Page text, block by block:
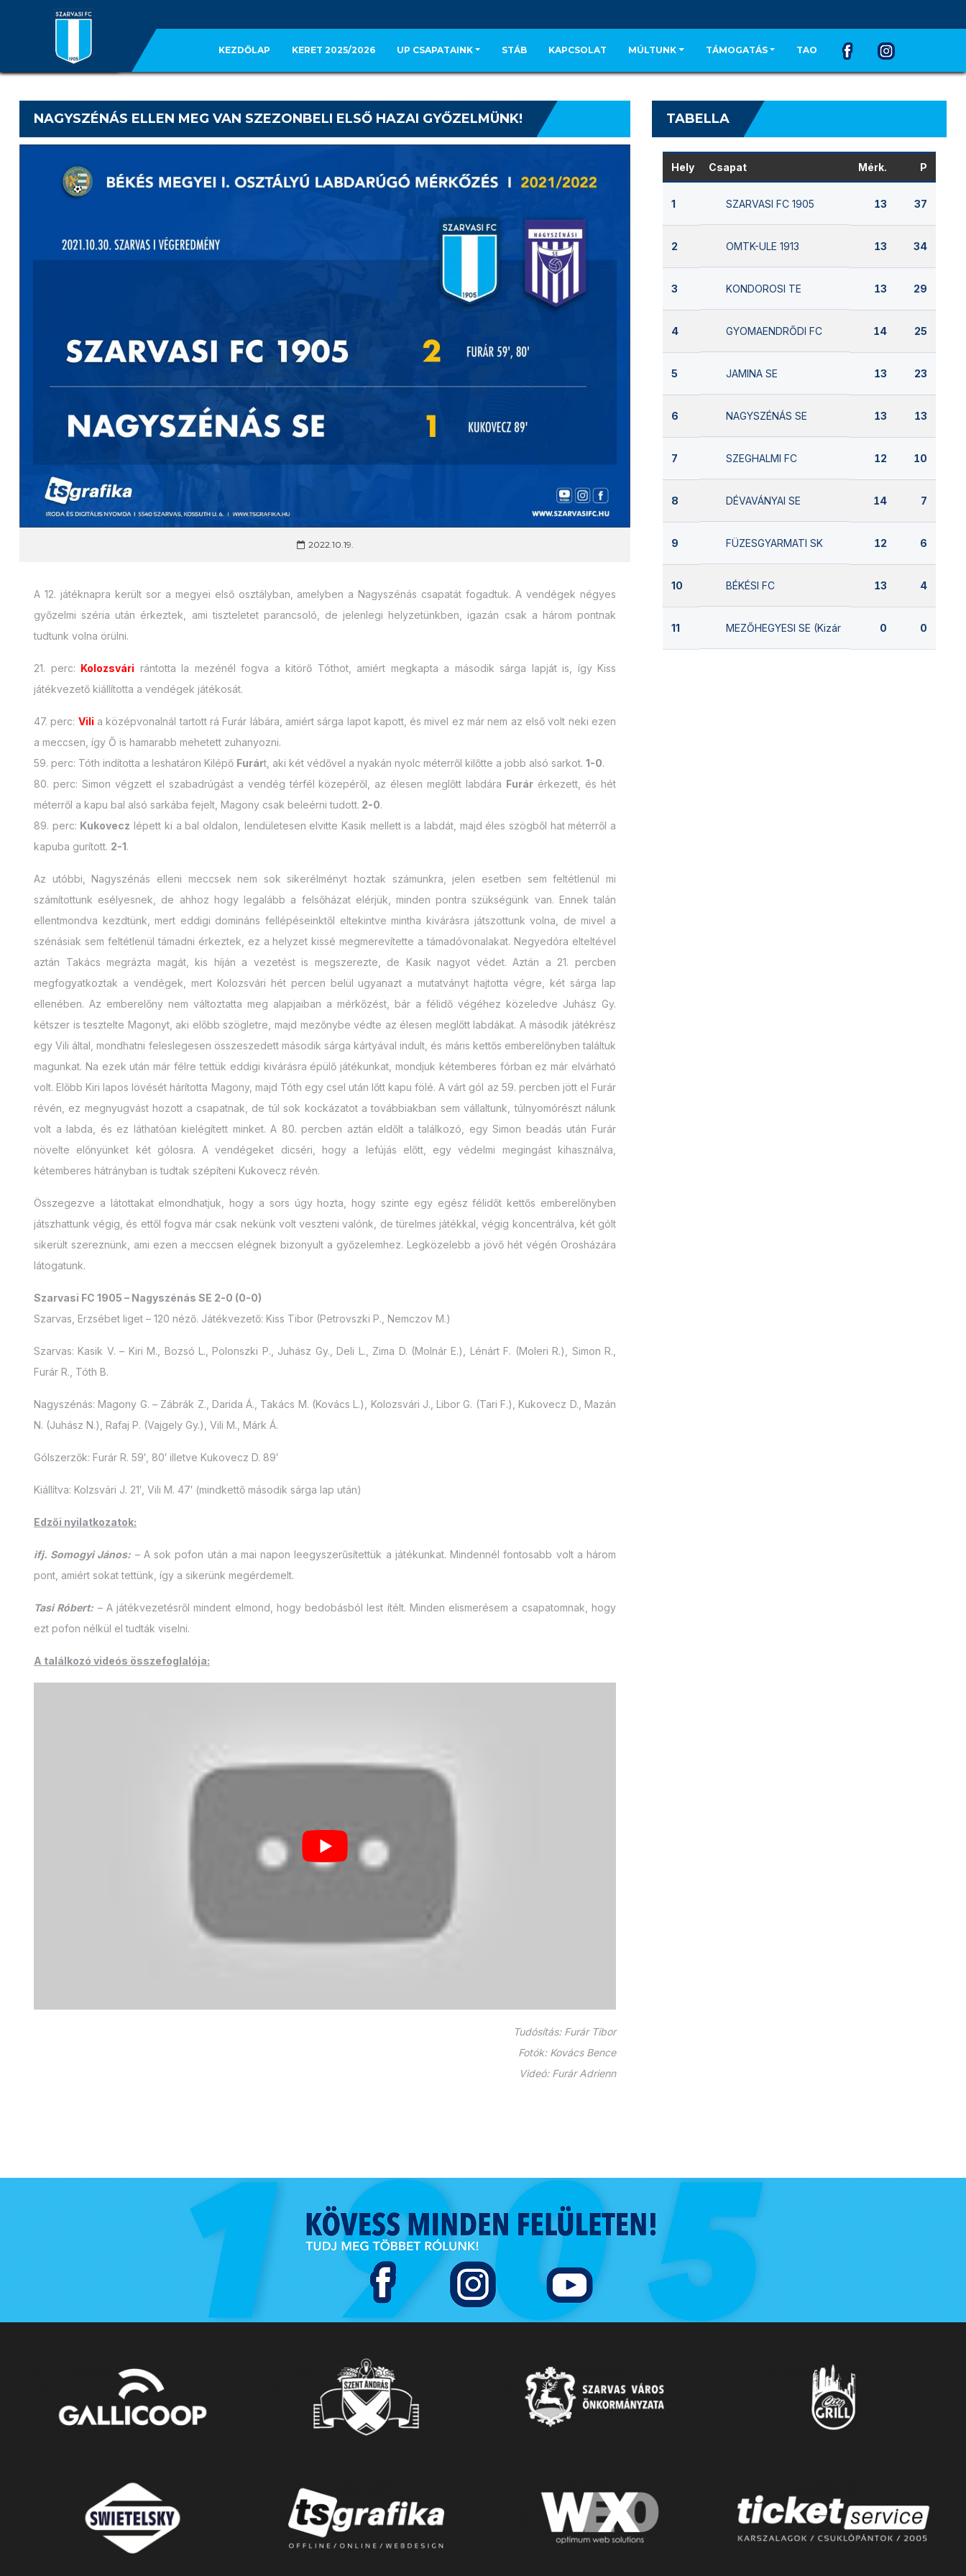
KEZDŐLAP KERET 2025/2026 UP CSAPATAINK STÁB KAPCSOLAT MÚLTUNK TÁMOGATÁS TAO
NAGYSZÉNÁS ELLEN MEG VAN SZEZONBELI ELSŐ HAZAI GYŐZELMÜNK!
2022.10.19.
A 12. játéknapra került sor a megyei első osztályban, amelyben a Nagyszénás csapatát fogadtuk. A vendégek négyes
győzelmi széria után érkeztek, ami tiszteletet parancsoló, de jelenlegi helyzetünkben, igazán csak a három pontnak
tudtunk volna örülni.
21. perc: Kolozsvári rántotta la mezénél fogva a kitörő Tóthot, amiért megkapta a második sárga lapját is, így Kiss
játékvezető kiállította a vendégek játékosát.
47. perc: Vili a középvonalnál tartott rá Furár lábára, amiért sárga lapot kapott, és mivel ez már nem az első volt neki ezen
a meccsen, így Ő is hamarabb mehetett zuhanyozni.
59. perc: Tóth indította a leshatáron Kilépő Furárt, aki két védővel a nyakán nyolc méterről kilőtte a jobb alsó sarkot. 1-0.
80. perc: Simon végzett el szabadrúgást a vendég térfél közepéről, az élesen meglőtt labdára Furár érkezett, és hét
méterről a kapu bal alsó sarkába fejelt, Magony csak beleérni tudott. 2-0.
89. perc: Kukovecz lépett ki a bal oldalon, lendületesen elvitte Kasik mellett is a labdát, majd éles szögből hat méterről a
kapuba gurított. 2-1.
Az utóbbi, Nagyszénás elleni meccsek nem sok sikerélményt hoztak számunkra, jelen esetben sem feltétlenül mi
számítottunk esélyesnek, de ahhoz hogy legalább a felsőházat elérjük, minden pontra szükségünk van. Ennek talán
ellentmondva kezdtünk, mert eddigi domináns fellépéseinktől eltekintve mintha kivárásra játszottunk volna, de mivel a
szénásiak sem feltétlenül támadni érkeztek, ez a helyzet kissé megmerevítette a támadóvonalakat. Negyedóra elteltével
aztán Takács megrázta magát, kis híján a vezetést is megszerezte, de Kasik nagyot védet. Aztán a 21. percben
megfogyatkoztak a vendégek, mert Kolozsvári hét percen belül ugyanazt a mutatványt hajtotta végre, két sárga lap
ellenében. Az emberelőny nem változtatta meg alapjaiban a mérkőzést, bár a félidő végéhez közeledve Juhász Gy.
kétszer is tesztelte Magonyt, aki előbb szögletre, majd mezőnybe védte az élesen meglőtt labdákat. A második játékrész
egy Vili által, mondhatni feleslegesen összeszedett második sárga kártyával indult, és máris kettős emberelőnyben találtuk
magunkat. Na ezek után már félre tettük eddigi kivárásra épülő játékunkat, mondjuk kétemberes fórban ez már elvárható
volt. Előbb Kiri lapos lövését hárította Magony, majd Tóth egy csel után lőtt kapu fölé. A várt gól az 59. percben jött el Furár
révén, ez megnyugvást hozott a csapatnak, de túl sok kockázatot a továbbiakban sem vállaltunk, túlnyomórészt nálunk
volt a labda, és ez láthatóan kielégített minket. A 80. percben aztán eldőlt a találkozó, egy Simon beadás után Furár
növelte előnyünket két gólosra. A vendégeket dicséri, hogy a lefújás előtt, egy védelmi megingást kihasználva,
kétemberes hátrányban is tudtak szépíteni Kukovecz révén.
Összegezve a látottakat elmondhatjuk, hogy a sors úgy hozta, hogy szinte egy egész félidőt kettős emberelőnyben
játszhattunk végig, és ettől fogva már csak nekünk volt veszteni valónk, de türelmes játékkal, végig koncentrálva, két gólt
sikerült szereznünk, ami ezen a meccsen elégnek bizonyult a győzelemhez. Legközelebb a jövő hét végén Orosházára
látogatunk.
Szarvasi FC 1905 – Nagyszénás SE 2-0 (0-0)
Szarvas, Erzsébet liget – 120 néző. Játékvezető: Kiss Tibor (Petrovszki P., Nemczov M.)
Szarvas: Kasik V. – Kiri M., Bozsó L., Polonszki P., Juhász Gy., Deli L., Zima D. (Molnár E.), Lénárt F. (Moleri R.), Simon R.,
Furár R., Tóth B.
Nagyszénás: Magony G. – Zábrák Z., Darida Á., Takács M. (Kovács L.), Kolozsvári J., Libor G. (Tari F.), Kukovecz D., Mazán
N. (Juhász N.), Rafaj P. (Vajgely Gy.), Vili M., Márk Á.
Gólszerzők: Furár R. 59′, 80′ illetve Kukovecz D. 89′
Kiállítva: Kolzsvári J. 21′, Vili M. 47′ (mindkettő második sárga lap után)
Edzői nyilatkozatok:
ifj. Somogyi János: – A sok pofon után a mai napon leegyszerűsítettük a játékunkat. Mindennél fontosabb volt a három
pont, amiért sokat tettünk, így a sikerünk megérdemelt.
Tasi Róbert: – A játékvezetésről mindent elmond, hogy bedobásból lest ítélt. Minden elismerésem a csapatomnak, hogy
ezt pofon nélkül el tudták viselni.
A találkozó videós összefoglalója:
Tudósítás: Furár Tibor
Fotók: Kovács Bence
Videó: Furár Adrienn
TABELLA
Hely Csapat Mérk. P
1 SZARVASI FC 1905 13 37
2 OMTK-ULE 1913 13 34
3 KONDOROSI TE 13 29
4 GYOMAENDRŐDI FC 14 25
5 JAMINA SE 13 23
6 NAGYSZÉNÁS SE 13 13
7 SZEGHALMI FC 12 10
8 DÉVAVÁNYAI SE 14 7
9 FÜZESGYARMATI SK 12 6
10 BÉKÉSI FC 13 4
11 MEZŐHEGYESI SE (Kizárva) 0 0